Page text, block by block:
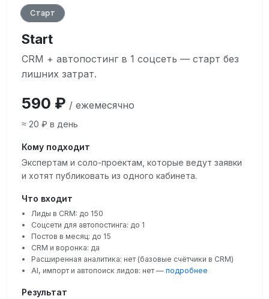
Старт
Start
CRM + автопостинг в 1 соцсеть — старт без
лишних затрат.
590 ₽ / ежемесячно
≈ 20 ₽ в день
Кому подходит
Экспертам и соло-проектам, которые ведут заявки
и хотят публиковать из одного кабинета.
Что входит
Лиды в CRM: до 150
Соцсети для автопостинга: до 1
Постов в месяц: до 15
CRM и воронка: да
Расширенная аналитика: нет (базовые счётчики в CRM)
AI, импорт и автопоиск лидов: нет — подробнее
Результат